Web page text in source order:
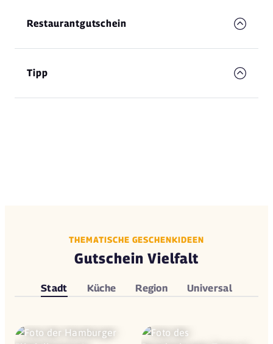
Restaurantgutschein
Tipp
THEMATISCHE GESCHENKIDEEN
Gutschein Vielfalt
Stadt Küche Region Universal